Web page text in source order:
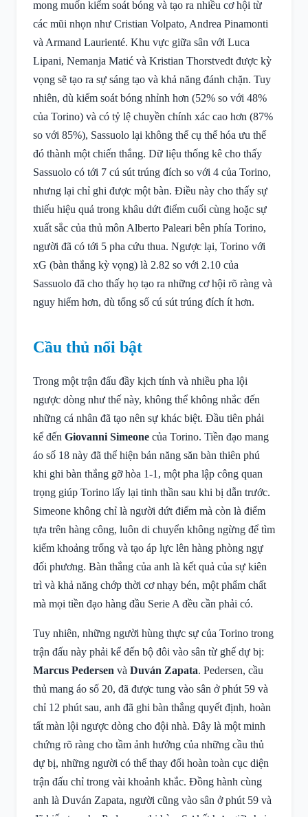
mong muốn kiểm soát bóng và tạo ra nhiều cơ hội từ
các mũi nhọn như Cristian Volpato, Andrea Pinamonti
và Armand Laurienté. Khu vực giữa sân với Luca
Lipani, Nemanja Matić và Kristian Thorstvedt được kỳ
vọng sẽ tạo ra sự sáng tạo và khả năng đánh chặn. Tuy
nhiên, dù kiểm soát bóng nhỉnh hơn (52% so với 48%
của Torino) và có tỷ lệ chuyền chính xác cao hơn (87%
so với 85%), Sassuolo lại không thể cụ thể hóa ưu thế
đó thành một chiến thắng. Dữ liệu thống kê cho thấy
Sassuolo có tới 7 cú sút trúng đích so với 4 của Torino,
nhưng lại chỉ ghi được một bàn. Điều này cho thấy sự
thiếu hiệu quả trong khâu dứt điểm cuối cùng hoặc sự
xuất sắc của thủ môn Alberto Paleari bên phía Torino,
người đã có tới 5 pha cứu thua. Ngược lại, Torino với
xG (bàn thắng kỳ vọng) là 2.82 so với 2.10 của
Sassuolo đã cho thấy họ tạo ra những cơ hội rõ ràng và
nguy hiểm hơn, dù tổng số cú sút trúng đích ít hơn.
Cầu thủ nổi bật
Trong một trận đấu đầy kịch tính và nhiều pha lội
ngược dòng như thế này, không thể không nhắc đến
những cá nhân đã tạo nên sự khác biệt. Đầu tiên phải
kể đến Giovanni Simeone của Torino. Tiền đạo mang
áo số 18 này đã thể hiện bản năng săn bàn thiên phú
khi ghi bàn thắng gỡ hòa 1-1, một pha lập công quan
trọng giúp Torino lấy lại tinh thần sau khi bị dẫn trước.
Simeone không chỉ là người dứt điểm mà còn là điểm
tựa trên hàng công, luôn di chuyển không ngừng để tìm
kiếm khoảng trống và tạo áp lực lên hàng phòng ngự
đối phương. Bàn thắng của anh là kết quả của sự kiên
trì và khả năng chớp thời cơ nhạy bén, một phẩm chất
mà mọi tiền đạo hàng đầu Serie A đều cần phải có.
Tuy nhiên, những người hùng thực sự của Torino trong
trận đấu này phải kể đến bộ đôi vào sân từ ghế dự bị:
Marcus Pedersen và Duván Zapata. Pedersen, cầu
thủ mang áo số 20, đã được tung vào sân ở phút 59 và
chỉ 12 phút sau, anh đã ghi bàn thắng quyết định, hoàn
tất màn lội ngược dòng cho đội nhà. Đây là một minh
chứng rõ ràng cho tầm ảnh hưởng của những cầu thủ
dự bị, những người có thể thay đổi hoàn toàn cục diện
trận đấu chỉ trong vài khoảnh khắc. Đồng hành cùng
anh là Duván Zapata, người cũng vào sân ở phút 59 và